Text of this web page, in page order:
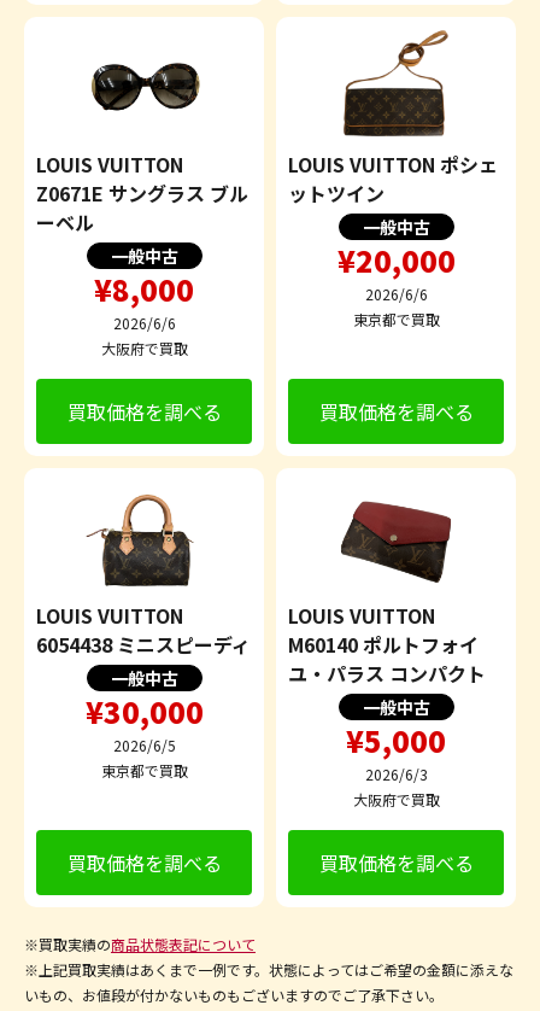
LOUIS VUITTON
Z0671E サングラス ブル
ーベル
一般中古
¥8,000
2026/6/6
大阪府で買取
買取価格を調べる
LOUIS VUITTON ポシェ
ットツイン
一般中古
¥20,000
2026/6/6
東京都で買取
買取価格を調べる
LOUIS VUITTON
6054438 ミニスピーディ
一般中古
¥30,000
2026/6/5
東京都で買取
買取価格を調べる
LOUIS VUITTON
M60140 ポルトフォイ
ユ・パラス コンパクト
一般中古
¥5,000
2026/6/3
大阪府で買取
買取価格を調べる
※買取実績の商品状態表記について
※上記買取実績はあくまで一例です。状態によってはご希望の金額に添えな
いもの、お値段が付かないものもございますのでご了承下さい。